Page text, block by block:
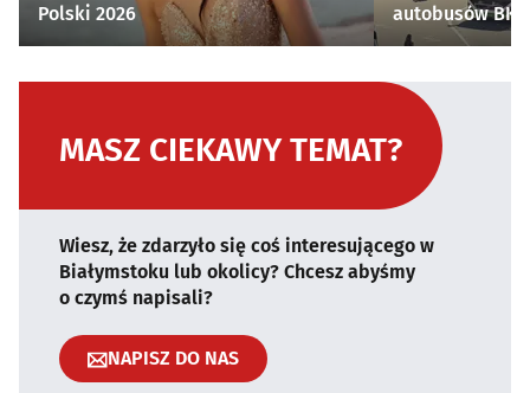
Polski 2026
autobusów
MASZ CIEKAWY TEMAT?
Wiesz, że zdarzyło się coś interesującego w
Białymstoku lub okolicy? Chcesz abyśmy
o czymś napisali?
NAPISZ DO NAS